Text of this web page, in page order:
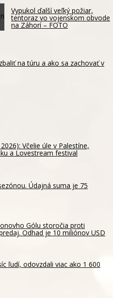
Vypukol ďalší veľký požiar,
tentoraz vo vojenskom obvode
na Záhorí – FOTO
na túru a ako sa zachovať v
Včelie úle v Palestíne,
a Lovestream festival
Údajná suma je 75
Gólu storočia proti
Odhad je 10 miliónov USD
ľudí, odovzdali viac ako 1 600